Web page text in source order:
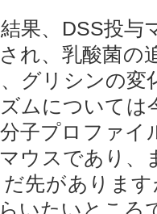
果、DSS投
れ、乳酸菌
グリシンの変
ムについて
子プロファイ
ウスであり、
先がありま